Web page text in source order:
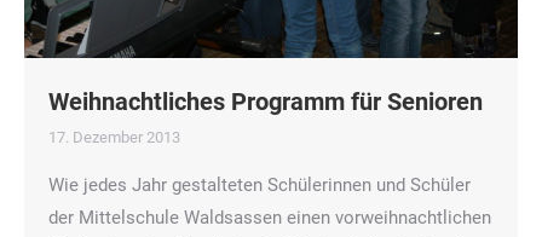
Weihnachtliches Programm für Senioren
17. Dezember 2013
Wie jedes Jahr gestalteten Schülerinnen und Schüler
der Mittelschule Waldsassen einen vorweihnachtlichen